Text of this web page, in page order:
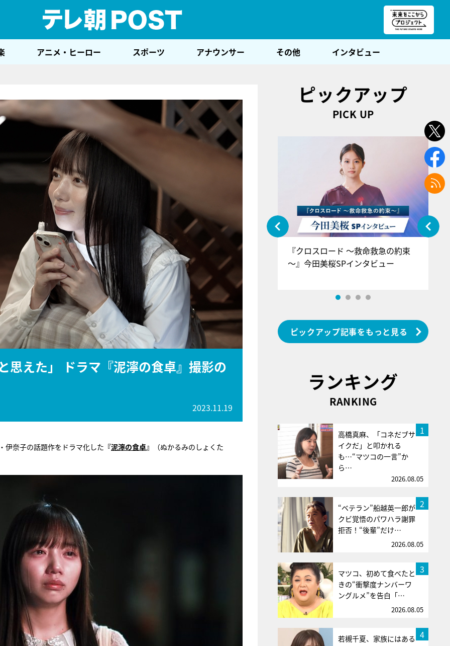
アニメ・ヒーロー スポーツ アナウンサー その他 インタビュー
思えた」 ドラマ『泥濘の食卓』撮影の
2023.11.19
伊奈子の話題作をドラマ化した 『泥濘の食卓』 （ぬかるみのしょくた
ピックアップ
PICK UP
『アイ＝ラブ！げーみんぐ』＝LOV
E齋藤樹愛羅＆佐々木舞香SPインタ
ビュー
『クロスロード ～救命救急の約束
～』今田美桜SPインタビュー
ピックアップ記事をもっと見る
ランキング
RANKING
1
高橋真麻、「コネだブサ
イクだ」と叩かれる
も…“マツコの一言”か
ら…
2026.08.05
2
“ベテラン”船越英一郎が
クビ覚悟のパワハラ謝罪
拒否！“後輩”だけ…
2026.08.05
3
マツコ、初めて食べたと
きの“衝撃度ナンバーワ
ングルメ”を告白「…
2026.08.05
4
若槻千夏、家族にはある